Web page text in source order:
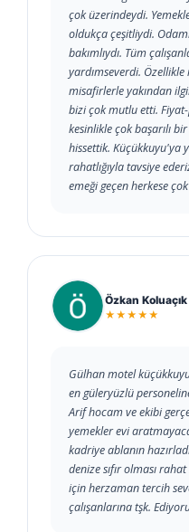
çok üzerindeydi.
oldukça çeşitliydi.
bakımlıydı. Tüm
yardımseverdi.
misafirlerle yakından
bizi çok mutlu etti.
kesinlikle çok başarılı
hissettik. Küçükkuyu'ya
rahatlığıyla tavsiye
emeği geçen herkese
Özkan Koluaçık
★★★★★
Gülhan motel
en güleryüzlü
Arif hocam ve ekibi
yemekler evi
kadriye ablanın
denize sıfır olması
için herzaman tercih
çalışanlarına tşk.